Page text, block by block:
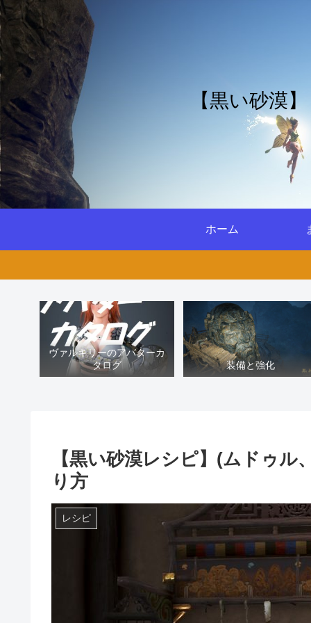
【黒い砂漠
ホーム
ヴァルキリーのアバターカ
タログ
装備と強化
【黒い砂漠レシピ】(ムドゥ
り方
レシピ